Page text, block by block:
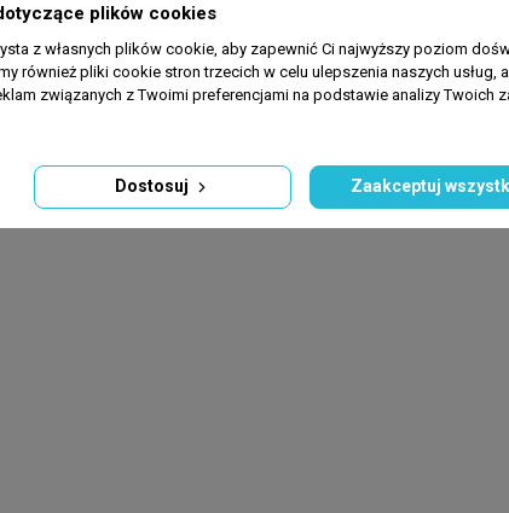
plików cookies
z własnych plików cookie, aby zapewnić Ci najwyższy poziom
również pliki cookie stron trzecich w celu ulepszenia naszych usług,
związanych z Twoimi preferencjami na podstawie analizy Twoich
Dostosuj Zaakceptuj